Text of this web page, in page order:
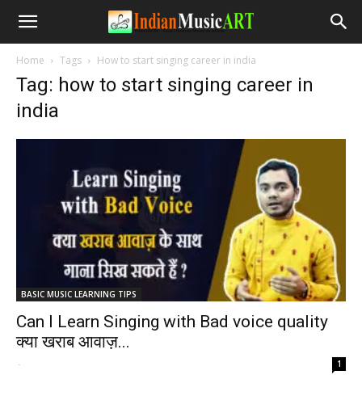
Home Tags How to start singing career in india
Tag: how to start singing career in
india
BASIC MUSIC LEARNING TIPS
Can I Learn Singing with Bad voice quality
क्या खराब आवाज़...
- 1